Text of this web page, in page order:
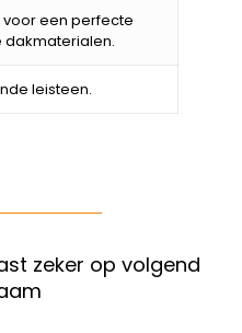
een perfecte
dakmaterialen.
leisteen.
zeker op volgend